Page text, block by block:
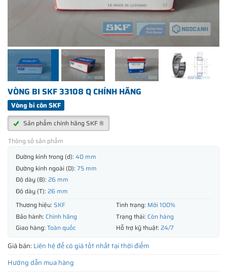
VÒNG BI SKF 33108 Q CHÍNH HÃNG
Vòng bi côn SKF
Sản phẩm chính hãng SKF ®
Thông số sản phẩm
Đường kính trong (d): 40 mm
Đường kính ngoài (D): 75 mm
Độ dày (B): 26 mm
Độ dày (T): 26 mm
Thương hiệu: SKF Tình trạng: Mới 100%
Bảo hành: Chính hãng Trạng thái: Còn hàng
Giao hàng: Toàn quốc Hỗ trợ kỹ thuật: 24/7
Giá bán: Liên hệ để có giá tốt nhất tại thời điểm
Hướng dẫn mua hàng